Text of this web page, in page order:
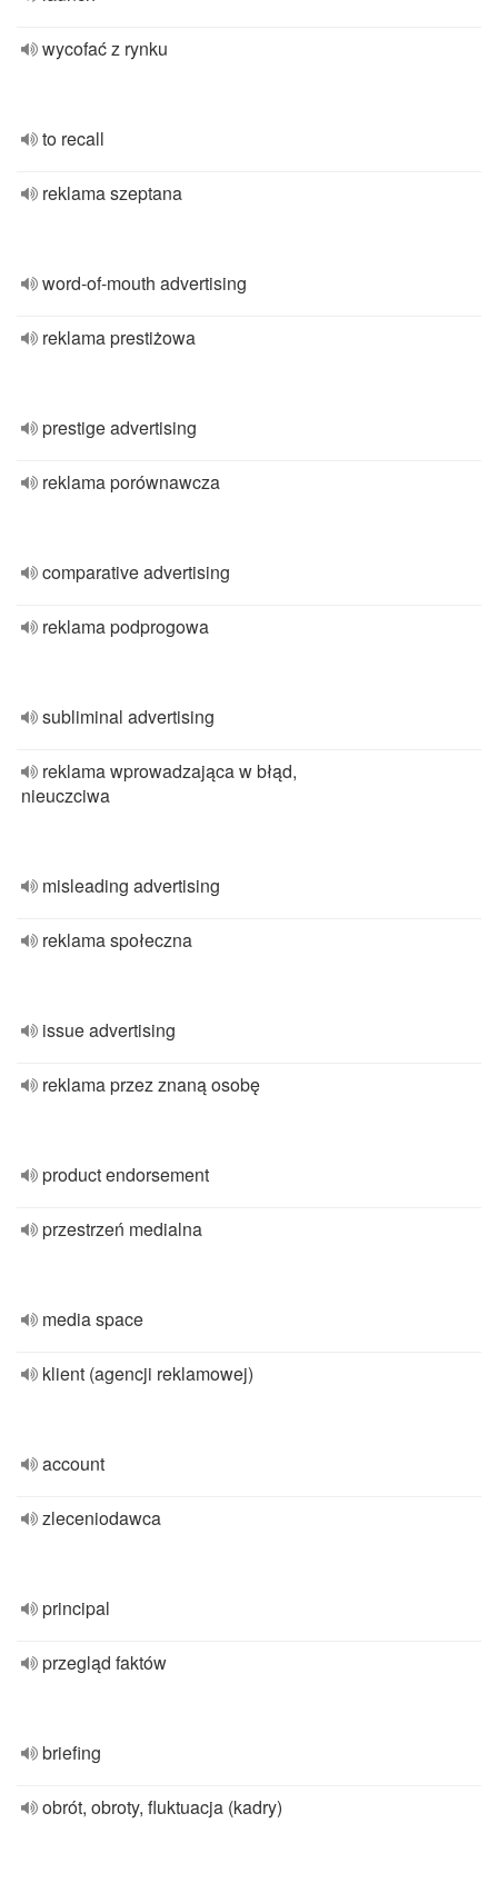
wycofać z rynku
to recall
reklama szeptana
word-of-mouth advertising
reklama prestiżowa
prestige advertising
reklama porównawcza
comparative advertising
reklama podprogowa
subliminal advertising
reklama wprowadzająca w błąd,
nieuczciwa
misleading advertising
reklama społeczna
issue advertising
reklama przez znaną osobę
product endorsement
przestrzeń medialna
media space
klient (agencji reklamowej)
account
zleceniodawca
principal
przegląd faktów
briefing
obrót, obroty, fluktuacja (kadry)